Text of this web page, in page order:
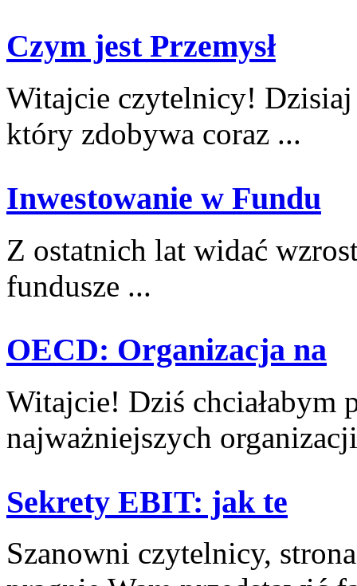
Czym jest Przemysł
Witajcie czytelnicy!
który zdobywa coraz ...
Inwestowanie w Fundu
Z ostatnich lat widać
fundusze ...
OECD: Organizacja na
Witajcie! Dziś chciałabym
najważniejszych
Sekrety EBIT: jak te
Szanowni czytelnicy,